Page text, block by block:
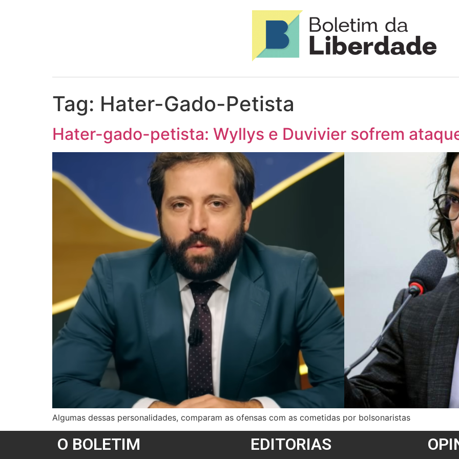
Tag: Hater-Gado-Petista
Hater-gado-petista: Wyllys e Duvivier sofrem
Algumas dessas personalidades, comparam as ofensas com as cometidas por bolsonaristas
O BOLETIM EDITORIAS